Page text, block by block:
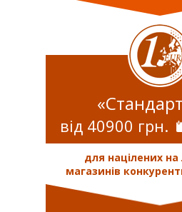
від 40900 грн.
для націлених на
магазинів